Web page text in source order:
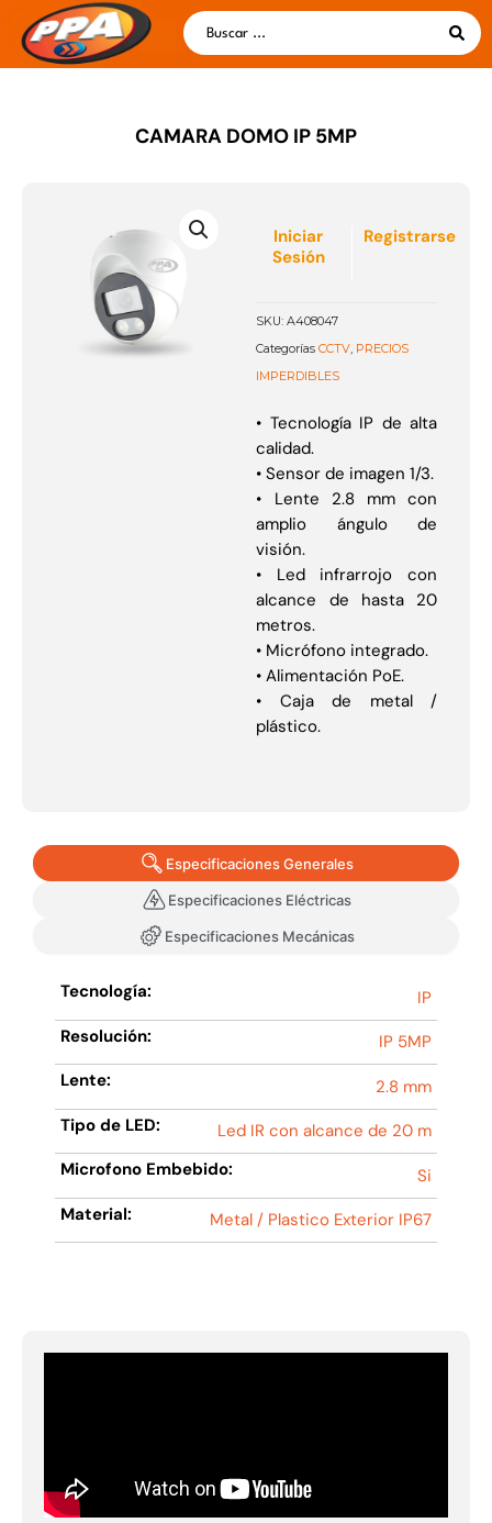
contenido
Search
...
CAMARA DOMO IP 5MP
Iniciar
Sesión
Registrarse
SKU:A408047
Categorías CCTV, PRECIOS
IMPERDIBLES
• Tecnología IP de alta
calidad.
• Sensor de imagen 1/3.
• Lente 2.8 mm con
amplio ángulo de
visión.
• Led infrarrojo con
alcance de hasta 20
metros.
• Micrófono integrado.
• Alimentación PoE.
• Caja de metal /
plástico.
Especificaciones Generales
Especificaciones Eléctricas
Especificaciones Mecánicas
Tecnología:
IP
Resolución:
IP 5MP
Lente:
2.8 mm
Tipo de LED:
Led IR con alcance de 20 m
Microfono Embebido:
Si
Material:
Metal / Plastico Exterior IP67